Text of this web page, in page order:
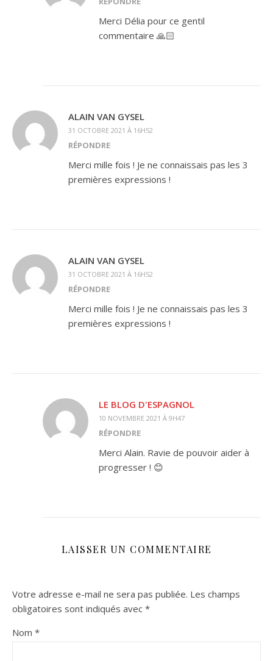
Merci Délia pour ce gentil
commentaire 🙏🏻
ALAIN VAN GYSEL
31 OCTOBRE 2021 À 16H52
RÉPONDRE
Merci mille fois ! Je ne connaissais pas les 3
premières expressions !
ALAIN VAN GYSEL
31 OCTOBRE 2021 À 16H52
RÉPONDRE
Merci mille fois ! Je ne connaissais pas les 3
premières expressions !
LE BLOG D'ESPAGNOL
10 NOVEMBRE 2021 À 9H47
RÉPONDRE
Merci Alain. Ravie de pouvoir aider à
progresser ! 😊
LAISSER UN COMMENTAIRE
Votre adresse e-mail ne sera pas publiée. Les champs
obligatoires sont indiqués avec *
Nom *